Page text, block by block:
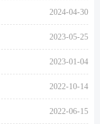
2024-04-30
2023-05-25
2023-01-04
2022-10-14
2022-06-15